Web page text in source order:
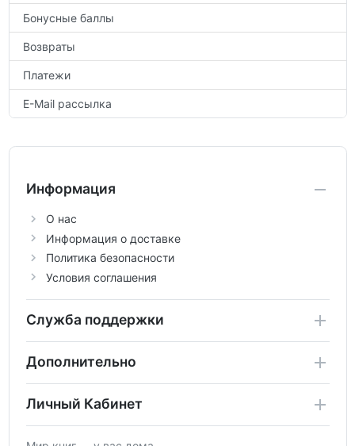
Бонусные баллы
Возвраты
Платежи
E-Mail рассылка
Информация
О нас
Информация о доставке
Политика безопасности
Условия соглашения
Служба поддержки
Дополнительно
Личный Кабинет